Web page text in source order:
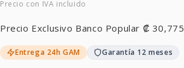
Precio Exclusivo Banco Popular ₡ 30,775
Entrega 24h GAM Garantía 12 meses